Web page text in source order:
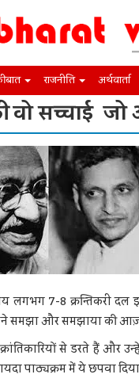
बात राजनीति अर्थवार्ता
वो सच्चाई
लगभग 7-8 क्रन्तिकरी
समझा और समझाया की
से डरते हैं और
पाठ्यक्रम में ये छपवा दिया